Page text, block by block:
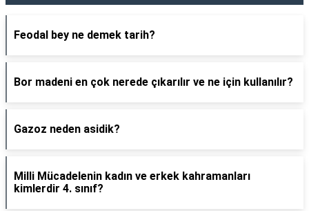
Feodal bey ne demek tarih?
Bor madeni en çok nerede çıkarılır ve ne için kullanılır?
Gazoz neden asidik?
Milli Mücadelenin kadın ve erkek kahramanları
kimlerdir 4. sınıf?